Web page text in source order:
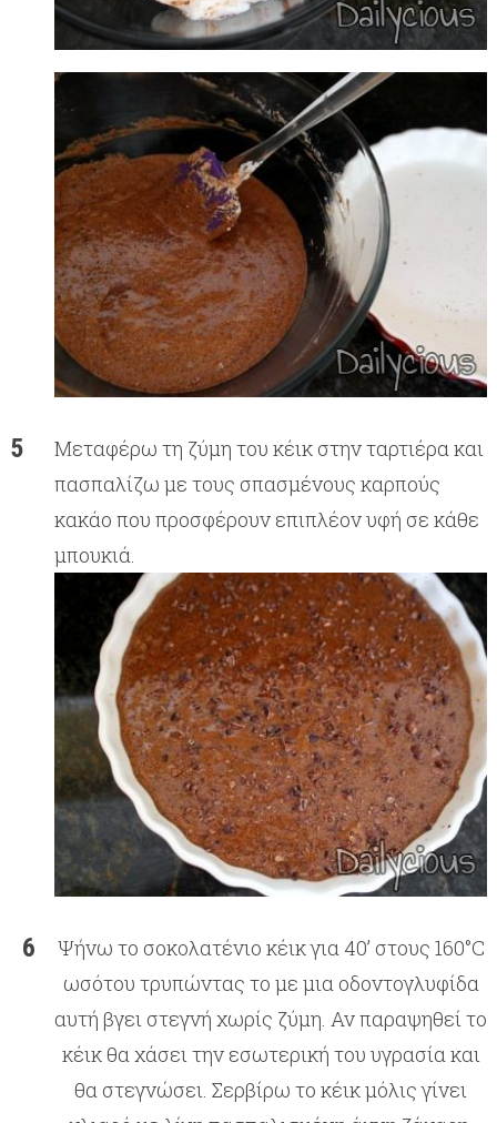
Μεταφέρω τη ζύμη του κέικ στην ταρτιέρα και
πασπαλίζω με τους σπασμένους καρπούς
κακάο που προσφέρουν επιπλέον υφή σε κάθε
μπουκιά.
Ψήνω το σοκολατένιο κέικ για 40’ στους 160°C
ωσότου τρυπώντας το με μια οδοντογλυφίδα
αυτή βγει στεγνή χωρίς ζύμη. Αν παραψηθεί το
κέικ θα χάσει την εσωτερική του υγρασία και
θα στεγνώσει. Σερβίρω το κέικ μόλις γίνει